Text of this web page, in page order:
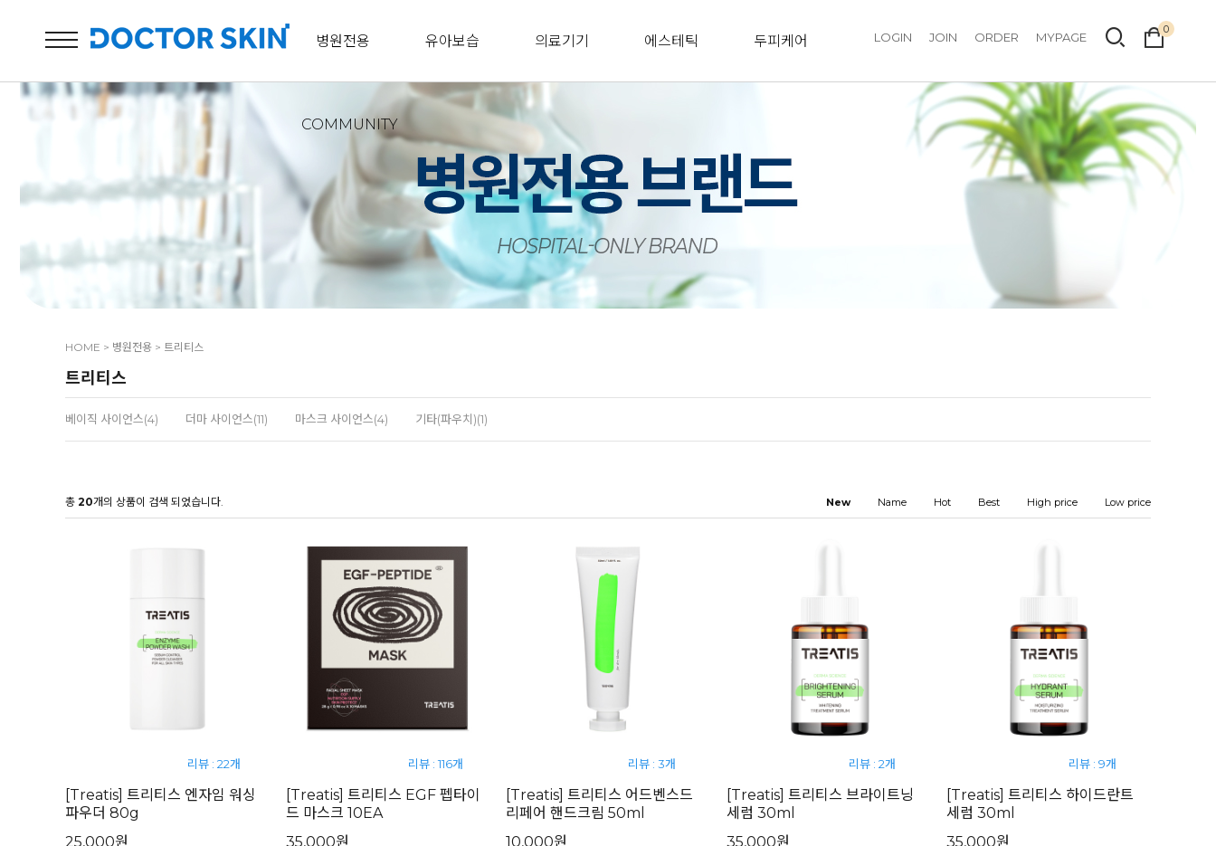
병원전용 유아보습 의료기기 에스테틱 두피케어
COMMUNITY
LOGIN JOIN ORDER MYPAGE
0
HOME > 병원전용 > 트리티스
트리티스
베이직 사이언스(4) 더마 사이언스(11) 마스크 사이언스(4) 기타(파우치)(1)
총 20개의 상품이 검색 되었습니다. New Name Hot Best High price Low price
리뷰 : 22개
[Treatis] 트리티스 엔자임 워싱
파우더 80g
25,000원
리뷰 : 116개
[Treatis] 트리티스 EGF 펩타이
드 마스크 10EA
35,000원
리뷰 : 3개
[Treatis] 트리티스 어드벤스드
리페어 핸드크림 50ml
10,000원
리뷰 : 2개
[Treatis] 트리티스 브라이트닝
세럼 30ml
35,000원
리뷰 : 9개
[Treatis] 트리티스 하이드란트
세럼 30ml
35,000원